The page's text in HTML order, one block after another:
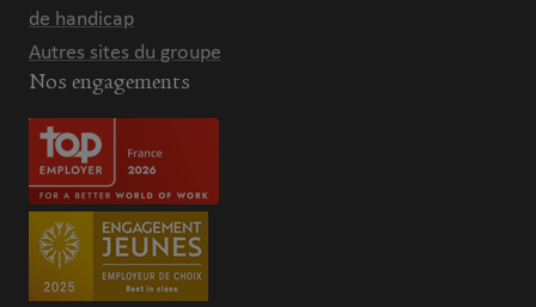
de handicap
Autres sites du groupe
Nos engagements